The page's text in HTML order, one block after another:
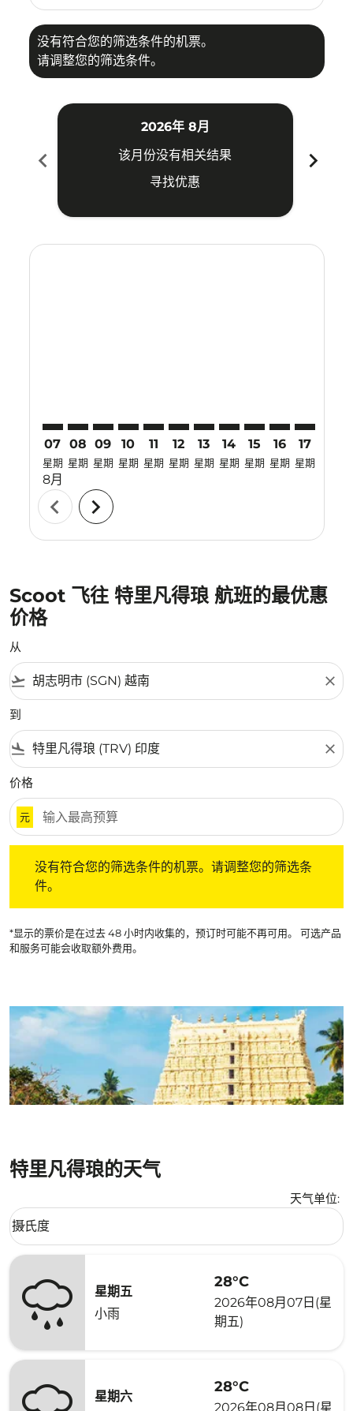
没有符合您的筛选条件的机票。
请调整您的筛选条件。
chevron_left
2026年 8月
该月份没有相关结果
寻找优惠
chevron_right
07
星期
8月
08
星期
09
星期
10
星期
11
星期
12
星期
13
星期
14
星期
15
星期
16
星期
17
星期
chevron_left chevron_right
Scoot 飞往 特里凡得琅 航班的最优惠
价格
从
flight_takeoff close
到
flight_land close
价格
元
没有符合您的筛选条件的机票。请调整您的筛选条
件。
*显示的票价是在过去 48 小时内收集的，预订时可能不再可用。 可选产品
和服务可能会收取额外费用。
特里凡得琅的天气
天气单位:
Weather unit option 摄氏度 Selected
摄氏度
keyboard_arrow_down
星期五
小雨
28°C
2026年08月07日(星
期五)
星期六
28°C
2026年08月08日(星